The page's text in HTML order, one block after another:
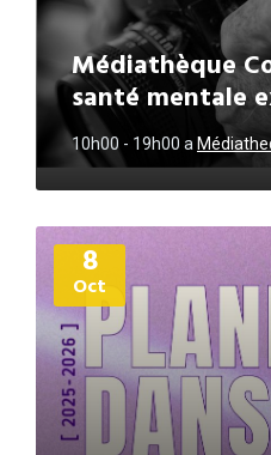
Médiathèque
santé mentale
10h00 - 19h00 a
8
Oct
Plus
d'informations